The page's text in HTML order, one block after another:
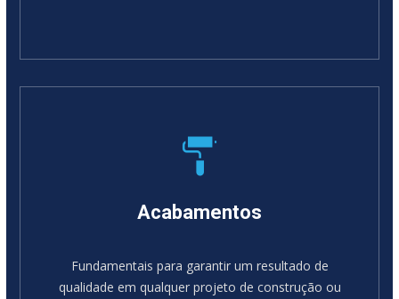
Acabamentos
Fundamentais para garantir um resultado de
qualidade em qualquer projeto de construção ou